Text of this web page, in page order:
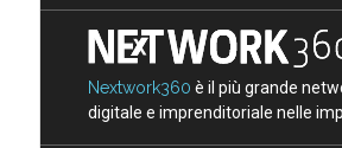
Nextwork360 è il più grande
digitale e imprenditoriale nelle